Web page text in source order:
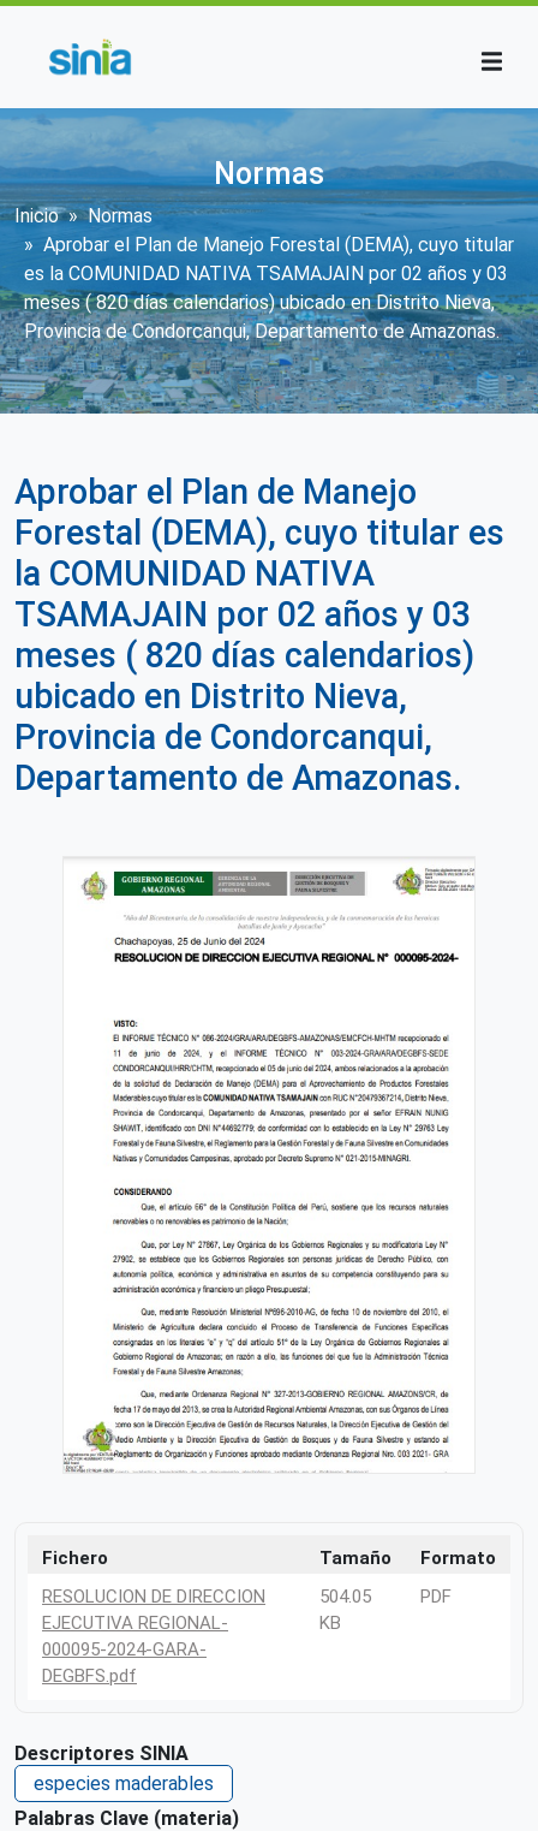
Normas
Sobrescribir enlaces de ayuda a la
Inicio
Normas
Aprobar el Plan de Manejo Forestal (DEMA), cuyo titular
es la COMUNIDAD NATIVA TSAMAJAIN por 02 años y 03
meses ( 820 días calendarios) ubicado en Distrito Nieva,
Provincia de Condorcanqui, Departamento de Amazonas.
Aprobar el Plan de Manejo
Forestal (DEMA), cuyo titular es
la COMUNIDAD NATIVA
TSAMAJAIN por 02 años y 03
meses ( 820 días calendarios)
ubicado en Distrito Nieva,
Provincia de Condorcanqui,
Departamento de Amazonas.
Fichero Tamaño
Formato
RESOLUCION DE DIRECCION
EJECUTIVA REGIONAL-
000095-2024-GARA-
DEGBFS.pdf
504.05
KB
PDF
Descriptores SINIA
especies maderables
Palabras Clave (materia)